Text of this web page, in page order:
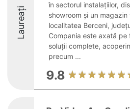
Laureați
în sectorul instalațiilor,
showroom și un
localitatea Berceni,
Compania este axată pe
soluții complete,
precum ...
9.8